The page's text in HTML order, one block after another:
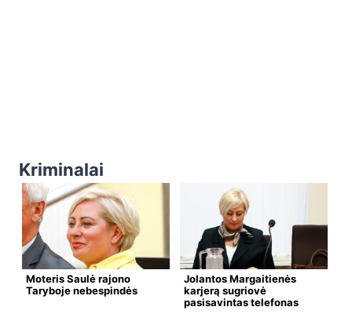
Kriminalai
Moteris Saulė rajono
Taryboje nebespindės
Jolantos Margaitienės
karjerą sugriovė
pasisavintas telefonas